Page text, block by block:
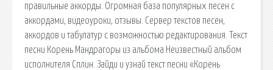
правильные аккорды. Огромная база популярных песен с
аккордами, видеоуроки, отзывы. Сервер текстов песен,
аккордов и табулатур с возможностью редактирования. Текст
песни Корень Мандрагоры из альбома Неизвестный альбом
исполнителя Сплин. Зайди и узнай текст песни «Корень